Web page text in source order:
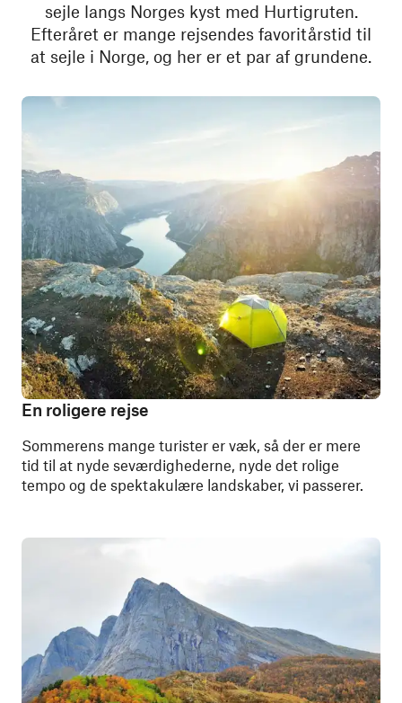
sejle langs Norges kyst med Hurtigruten.
Efteråret er mange rejsendes favoritårstid til
at sejle i Norge, og her er et par af grundene.
En roligere rejse
Sommerens mange turister er væk, så der er mere
tid til at nyde seværdighederne, nyde det rolige
tempo og de spektakulære landskaber, vi passerer.